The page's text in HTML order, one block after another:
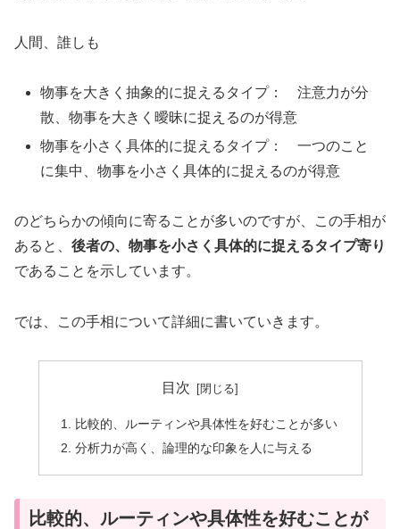
人間、誰しも
物事を大きく抽象的に捉えるタイプ： 注意力が分
散、物事を大きく曖昧に捉えるのが得意
物事を小さく具体的に捉えるタイプ： 一つのこと
に集中、物事を小さく具体的に捉えるのが得意
のどちらかの傾向に寄ることが多いのですが、この手相が
あると、 後者の、物事を小さく具体的に捉えるタイプ寄り
であることを示しています。
では、この手相について詳細に書いていきます。
目次
比較的、ルーティンや具体性を好むことが多い
分析力が高く、論理的な印象を人に与える
比較的、ルーティンや具体性を好むことが